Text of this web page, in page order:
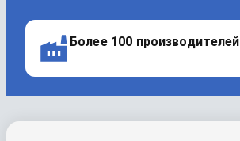
Более 100 производителей